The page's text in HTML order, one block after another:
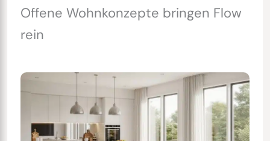
Offene Wohnkonzepte bringen Flow
rein